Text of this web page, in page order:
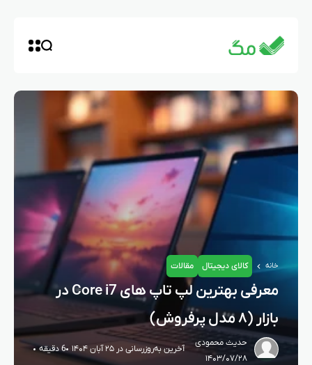
خانه کالای دیجیتال مقالات
معرفی بهترین لپ تاپ‌ های Core i7 در
بازار (۸ مدل پرفروش)
حدیث محمودی
۱۴۰۳/۰۷/۲۸
آخرین به‌روزرسانی در ۲۵ آبان ۱۴۰۴ 6 دقیقه